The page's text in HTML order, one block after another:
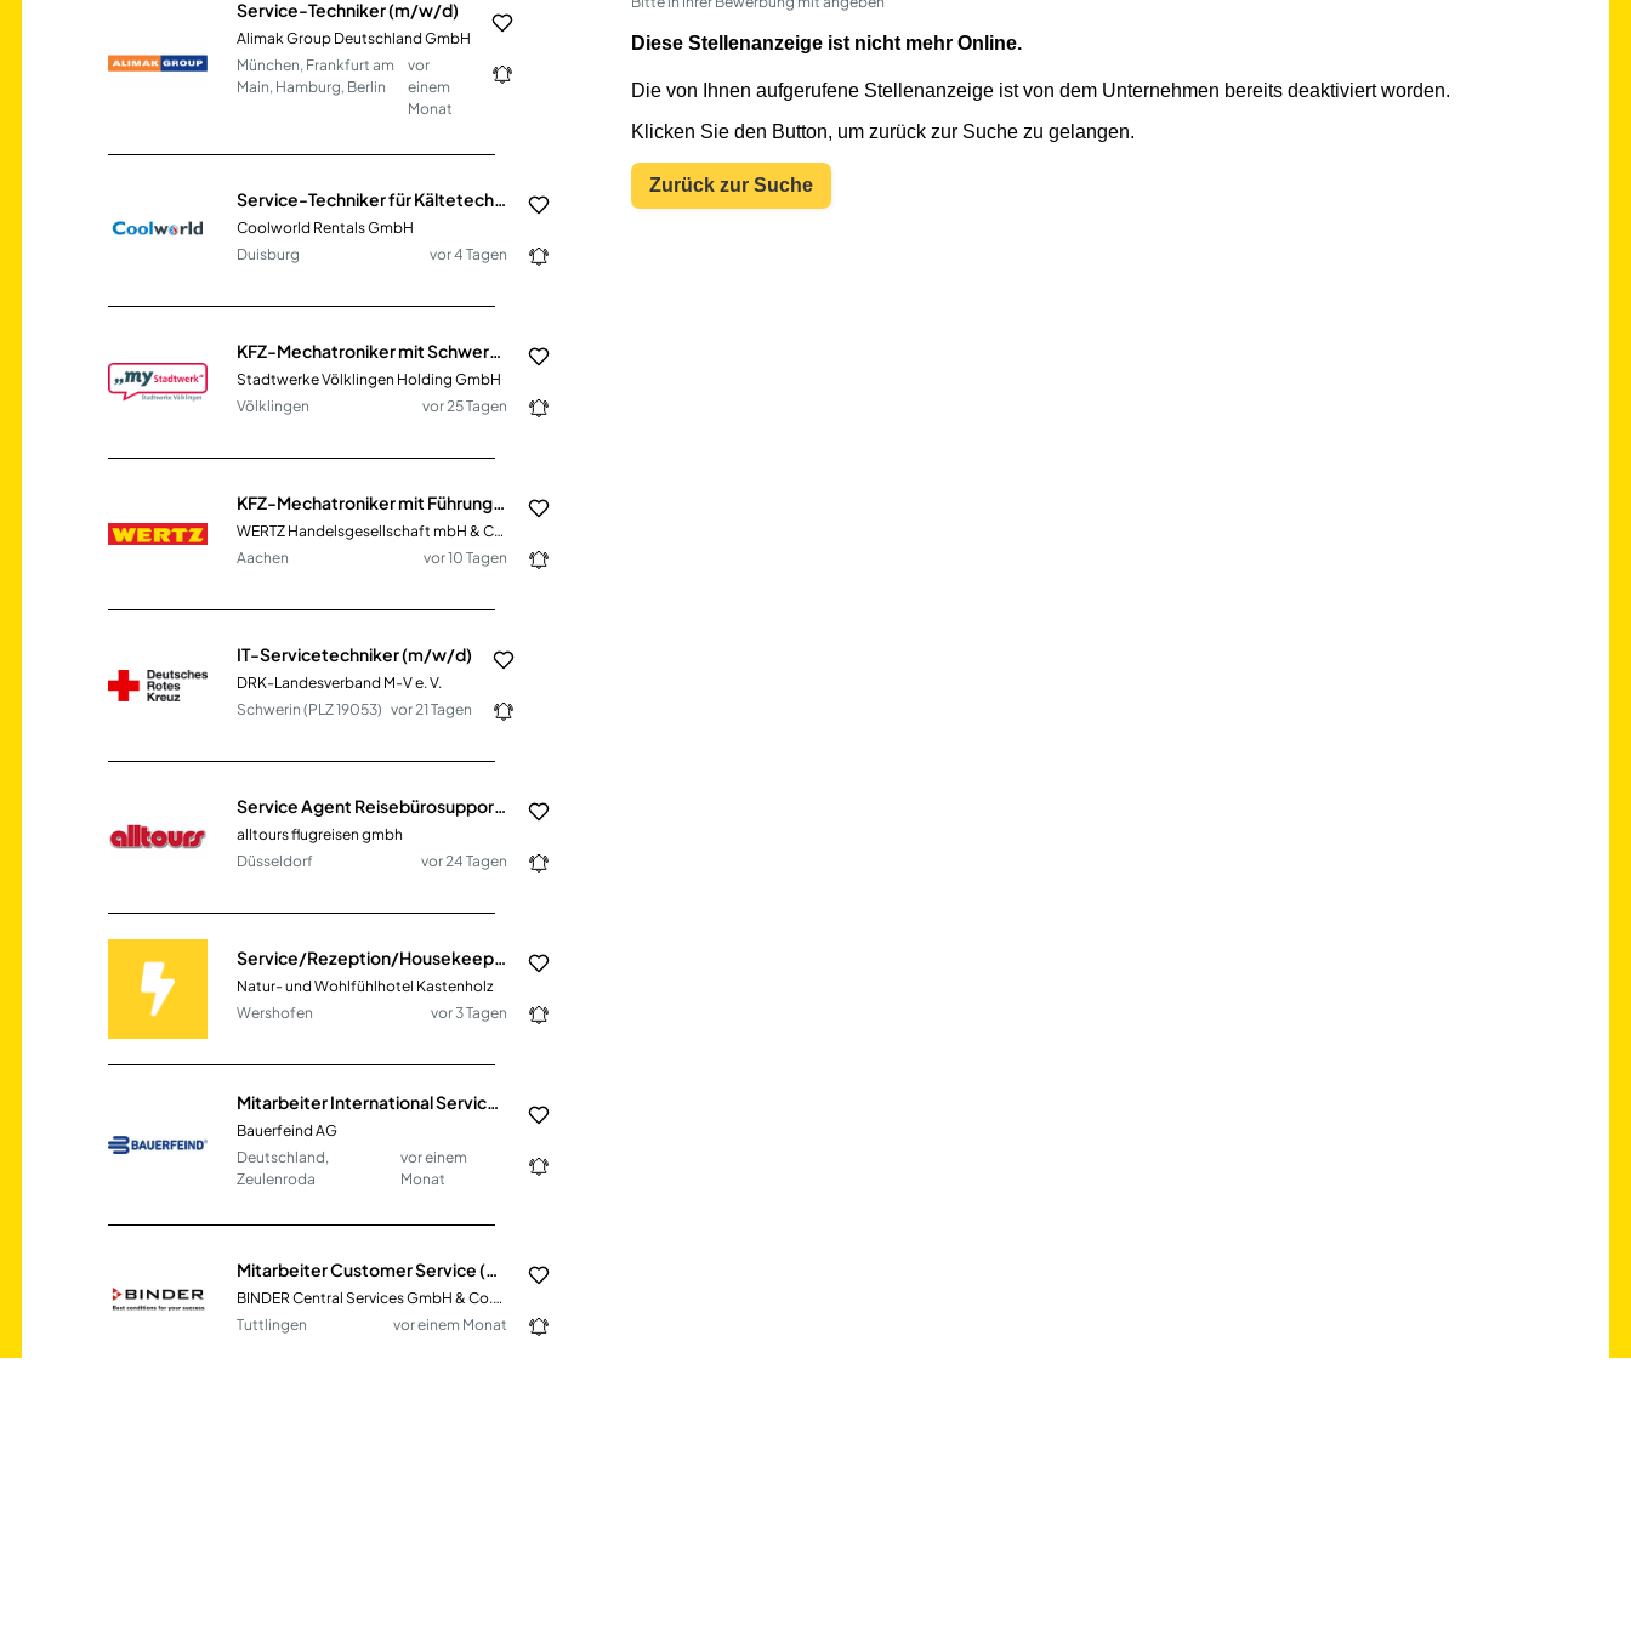
Service-Techniker (m/w/d)
Alimak Group Deutschland GmbH
München, Frankfurt am
Main, Hamburg, Berlin
vor
einem
Monat
Service-Techniker für Kältetechnik in NRW (m/w/d)
Coolworld Rentals GmbH
Duisburg
vor 4 Tagen
KFZ-Mechatroniker mit Schwerpunkt Nutzfahrzeuge (Kraftomnibus) (m/w/d)
Stadtwerke Völklingen Holding GmbH
Völklingen
vor 25 Tagen
KFZ-Mechatroniker mit Führungskompetenz - Schwerpunkt Nutzfahrzeuge (m/w/d)
WERTZ Handelsgesellschaft mbH & Co. KG
Aachen
vor 10 Tagen
IT-Servicetechniker (m/w/d)
DRK-Landesverband M-V e. V.
Schwerin (PLZ 19053) vor 21 Tagen
Service Agent Reisebürosupport (m/w/d)
alltours flugreisen gmbh
Düsseldorf
vor 24 Tagen
Service/Rezeption/Housekeeping (m/w/d)
Natur- und Wohlfühlhotel Kastenholz
Wershofen
vor 3 Tagen
Mitarbeiter International Service & Support (m/w/d)
Bauerfeind AG
Deutschland,
Zeulenroda
vor einem
Monat
Mitarbeiter Customer Service (m/w/d)
BINDER Central Services GmbH & Co.KG
Tuttlingen
vor einem Monat